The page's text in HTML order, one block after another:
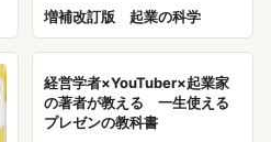
増補改訂版 起業の科学
経営学者×YouTuber×起業家
の著者が教える 一生使える
プレゼンの教科書